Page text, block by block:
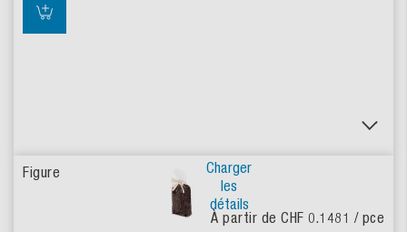
Charger
les
détails
À partir de CHF 0.1481 / pce